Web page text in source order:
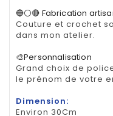
🔵⚪🔴 Fabrication
Couture et crochet
dans mon atelier.
🎨Personnalisation
Grand choix de
le prénom de votre
Dimension:
Environ 30Cm